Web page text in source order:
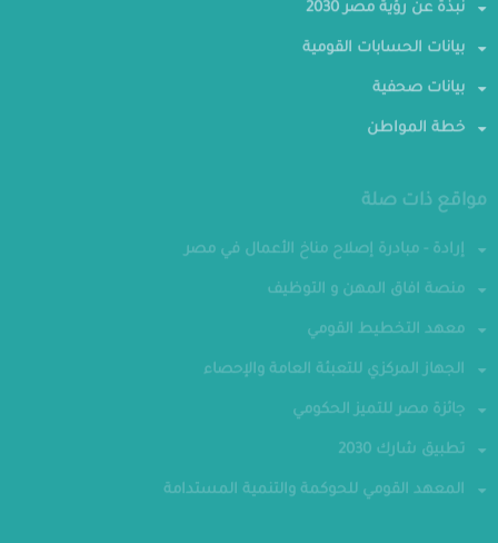
نبذة عن رؤية مصر 2030
بيانات الحسابات القومية
بيانات صحفية
خطة المواطن
مواقع ذات صلة